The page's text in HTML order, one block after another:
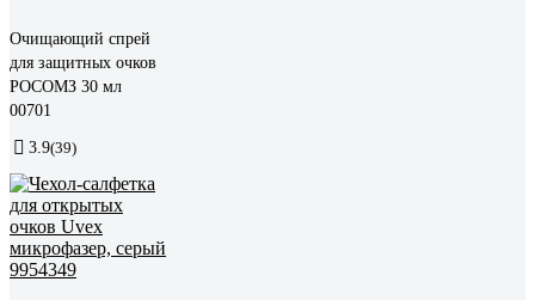
Очищающий спрей
для защитных очков
РОСОМЗ 30 мл
00701
3.9(39)